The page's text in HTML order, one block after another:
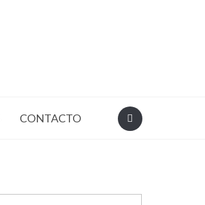
CONTACTO